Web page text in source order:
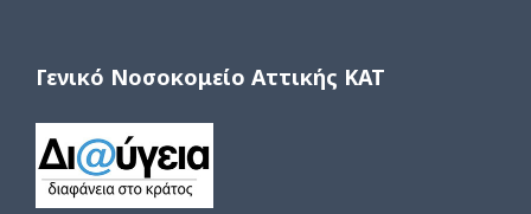
Γενικό Νοσοκομείο Αττικής ΚΑΤ